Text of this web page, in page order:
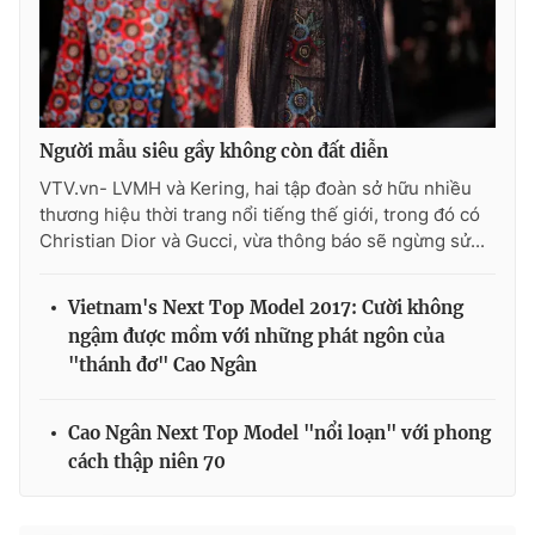
THỜI BÁO VTV
Theo dõi báo trên
Cơ quan chủ quản:Đài Truyền hình Việt Nam
Cơ quan báo chí:Thời báo VTV
Giấy phép hoạt động báo in và báo điện tử số 483/GP-BTTTT
Tổng Biên tập:Vũ Thanh Thủy
Phó Tổng Biên tập:Nguyễn Thị Mỹ Hạnh, Phạm Quốc Thắng,
Người mẫu siêu gầy không còn đất diễn
VTV.vn- LVMH và Kering, hai tập đoàn sở hữu nhiều
thương hiệu thời trang nổi tiếng thế giới, trong đó có
Christian Dior và Gucci, vừa thông báo sẽ ngừng sử...
Vietnam's Next Top Model 2017: Cười không
ngậm được mồm với những phát ngôn của
"thánh đơ" Cao Ngân
Cao Ngân Next Top Model "nổi loạn" với phong
cách thập niên 70